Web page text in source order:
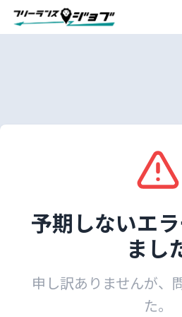
予期しないエ
まし
申し訳ありませんが、
た。